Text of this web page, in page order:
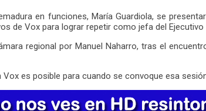
en funciones, María Guardiola, se
de Vox para lograr repetir como jefa del
regional por Manuel Naharro, tras el
es posible para cuando se convoque esa